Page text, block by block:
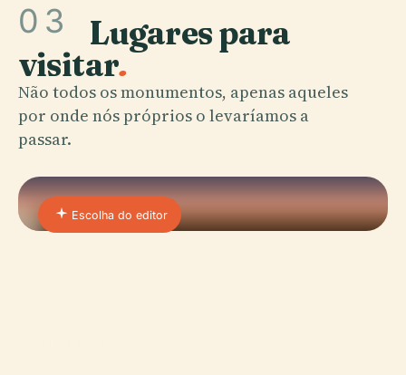
03 Lugares para
visitar.
Não todos os monumentos, apenas aqueles
por onde nós próprios o levaríamos a
passar.
Escolha do editor